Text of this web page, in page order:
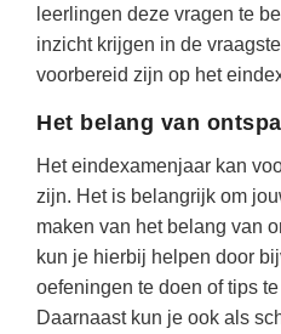
Onderwijsprijs
Ruimte
Schoolreisideeën
Schoolspullen
Seizoenen
Seksualiteit
Sinterklaas
Onderwijslonen
Vrijeschoolonderwijs
Daltononderwijs
Schoolspullen
Onderwijsvacatures
Afscheidstekst
leerlingen deze vragen te
inzicht krijgen in de
voorbereid zijn op het
Het belang van
Het eindexamenjaar kan
zijn. Het is belangrijk om
maken van het belang van
kun je hierbij helpen door
oefeningen te doen of tips
Daarnaast kun je ook als